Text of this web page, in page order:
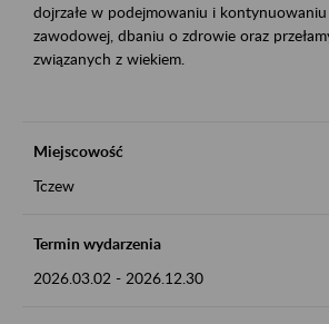
dojrzałe w podejmowaniu i
zawodowej, dbaniu o zdrowie oraz
związanych z wiekiem.
Miejscowość
Tczew
Termin wydarzenia
2026.03.02 - 2026.12.30